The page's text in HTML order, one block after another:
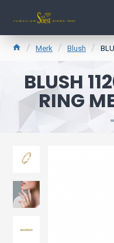
Merk Blush
BLUSH
RING